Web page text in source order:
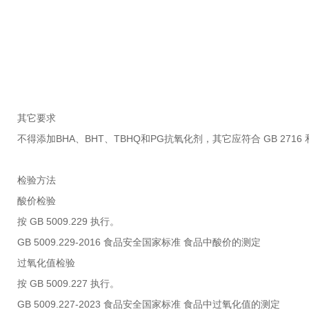
其它要求
不得添加BHA、BHT、TBHQ和PG抗氧化剂，其它应符合 GB 2716
检验方法
酸价检验
按 GB 5009.229 执行。
GB 5009.229-2016 食品安全国家标准 食品中酸价的测定
过氧化值检验
按 GB 5009.227 执行。
GB 5009.227-2023 食品安全国家标准 食品中过氧化值的测定